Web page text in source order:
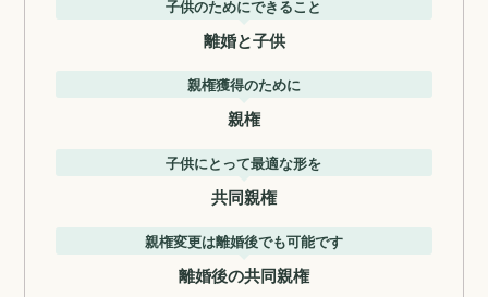
子供のためにできること
離婚と子供
親権獲得のために
親権
子供にとって最適な形を
共同親権
親権変更は離婚後でも可能です
離婚後の共同親権